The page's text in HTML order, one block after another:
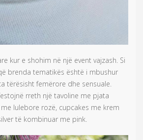
kur e shohim në një event vajzash. Si
brenda tematikës është i mbushur
tërësisht femërore dhe sensuale.
rreth një tavoline me pjata
lulebore rozë, cupcakes me krem
të kombinuar me pink.